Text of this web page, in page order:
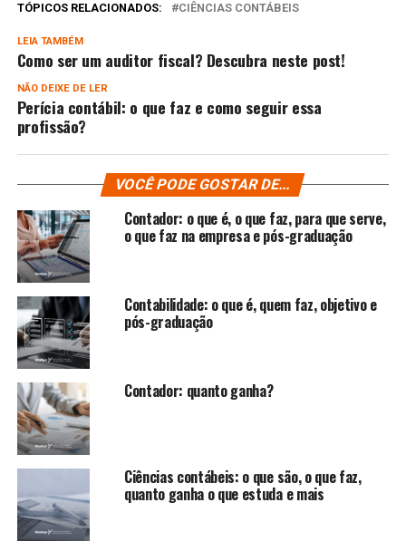
TÓPICOS RELACIONADOS: CIÊNCIAS CONTÁBEIS
LEIA TAMBÉM
Como ser um auditor fiscal? Descubra neste post!
NÃO DEIXE DE LER
Perícia contábil: o que faz e como seguir essa
profissão?
VOCÊ PODE GOSTAR DE...
Contador: o que é, o que faz, para que serve,
o que faz na empresa e pós-graduação
Contabilidade: o que é, quem faz, objetivo e
pós-graduação
Contador: quanto ganha?
Ciências contábeis: o que são, o que faz,
quanto ganha o que estuda e mais